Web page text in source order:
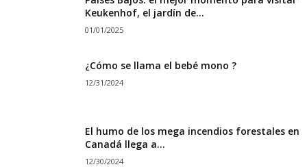
Keukenhof, el jardín de...
01/01/2025
¿Cómo se llama el bebé mono ?
12/31/2024
El humo de los mega incendios forestales en
Canadá llega a...
12/30/2024